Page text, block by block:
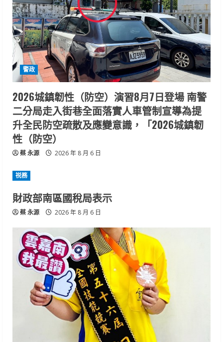
警政
2026城鎮韌性（防空）演習8月7日登場 南警
二分局走入街巷全面落實人車管制宣導為提
升全民防空疏散及應變意識，「2026城鎮韌
性（防空）
蔡 永源 2026 年 8 月 6 日
祱務
財政部南區國稅局表示
蔡 永源 2026 年 8 月 6 日